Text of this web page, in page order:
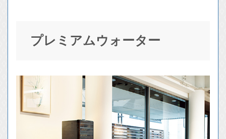
プレミアムウォーター